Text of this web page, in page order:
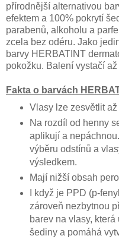
přírodnější alternativou
efektem a 100% pokrytí
parabenů, alkoholu a
zcela bez odéru. Jako
barvy HERBATINT
pokožku. Balení vystačí
Fakta o barvách
Vlasy lze zesvětlit až
Na rozdíl od henny
aplikují a
výběru odstínů a
výsledkem.
Mají nižší obsah
I když je PPD (p-
zároveň nezbytnou
barev na vlasy,
šediny a pomáhá